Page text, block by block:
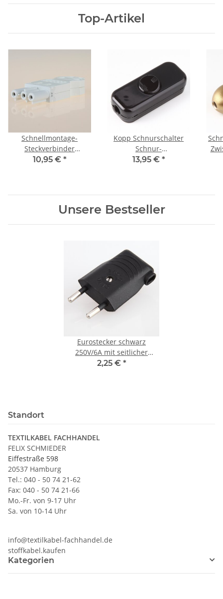
Top-Artikel
Schnellmontage-
Steckverbinder
Buchsenteil – 230V/16A –
10,95 € *
Kopp Schnurschalter
Schnur-
Zwischenschalter
13,95 € *
Unsere Bestseller
Eurostecker schwarz
250V/6A mit seitlicher
Kabelführung und
2,25 € *
Standort
TEXTILKABEL FACHHANDEL
FELIX SCHMIEDER
Eiffestraße 598
20537 Hamburg
Tel.: 040 - 50 74 21-62
Fax: 040 - 50 74 21-66
Mo.-Fr. von 9-17 Uhr
Sa. von 10-14 Uhr
info@textilkabel-fachhandel.de
stoffkabel.kaufen
Kategorien